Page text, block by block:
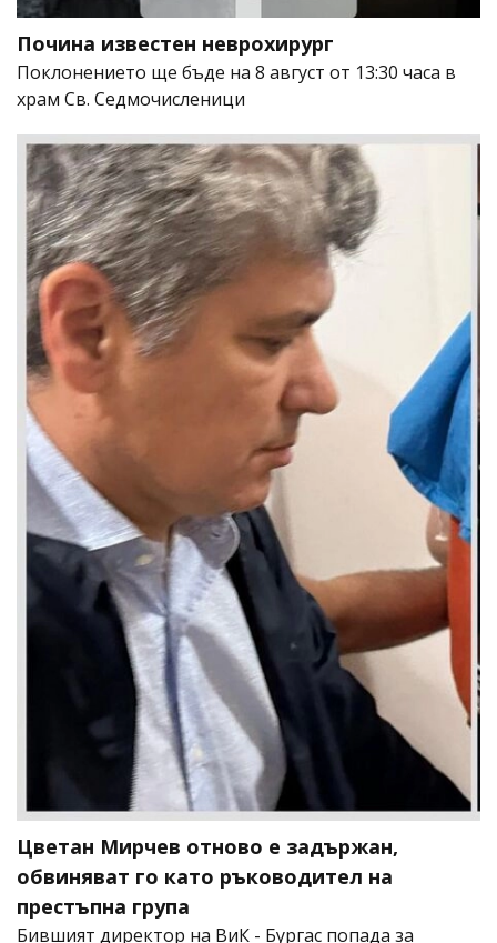
Почина известен неврохирург
Поклонението ще бъде на 8 август от 13:30 часа в
храм Св. Седмочисленици
Цветан Мирчев отново е задържан,
обвиняват го като ръководител на
престъпна група
Бившият директор на ВиК - Бургас попада за